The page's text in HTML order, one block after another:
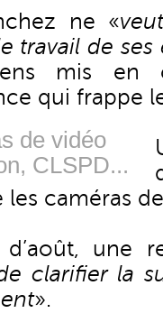
ne «
travail de ses
mis
qui frappe
de vidéo
CLSPD...
les caméras
une
clarifier la
».